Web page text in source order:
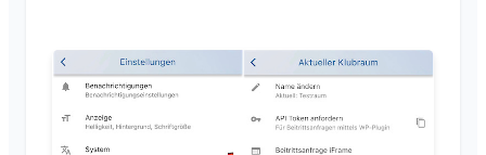
Commentaires
FAQ